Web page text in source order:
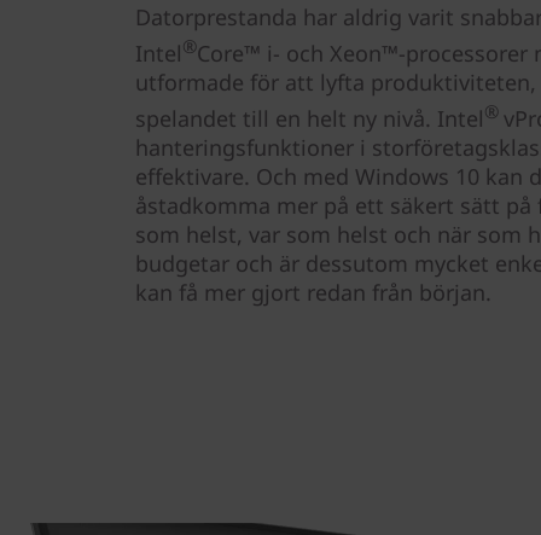
Datorprestanda har aldrig varit
Intel®Core™ i- och Xeon™-processorer
utformade för att lyfta
spelandet till en helt ny nivå. Intel®
hanteringsfunktioner i
effektivare. Och med Windows 10 kan
åstadkomma mer på ett säkert sätt på
som helst, var som helst och när som
budgetar och är dessutom mycket
kan få mer gjort redan från början.